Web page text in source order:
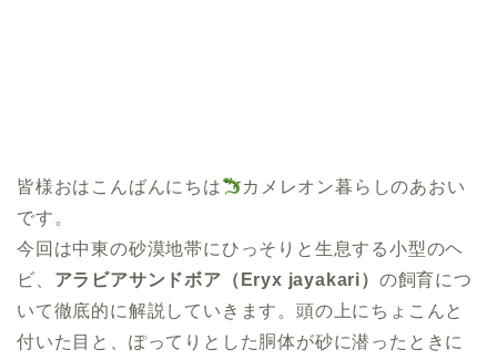
皆様おはこんばんにちは
カメレオン暮らしのあおい
です。
今回は中東の砂漠地帯にひっそりと生息する小型のヘ
ビ、 アラビアサンドボア（Eryx jayakari） の飼育につ
いて徹底的に解説していきます。頭の上にちょこんと
付いた目と、ぽってりとした胴体が砂に潜ったときに